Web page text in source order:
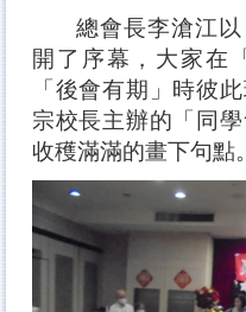
總會長李滄江
開了序幕，大家在
「後會有期」時彼
宗校長主辦的「同
收穫滿滿的畫下句點。